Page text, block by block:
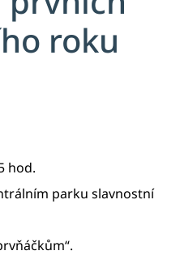
roku
hod.
parku slavnostní